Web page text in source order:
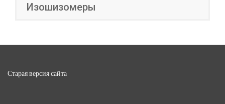
Изошизомеры
Старая версия сайта